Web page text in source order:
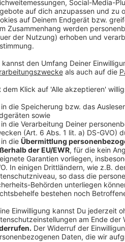
Begleitend zu
Möglichkeit,
Facebook-
mit der richtigen
kontaktiert sie/
anschließend
5. Gewinn
Täglich Mo – Fr
in den